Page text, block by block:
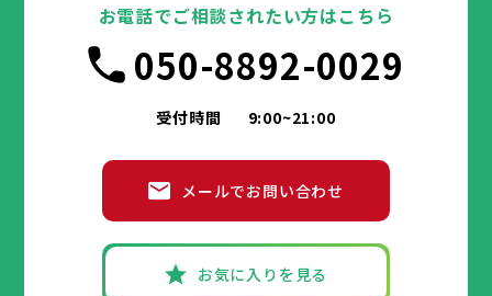
お電話でご相談されたい方はこちら
050-8892-0029
受付時間 9:00~21:00
メールでお問い合わせ
お気に入りを見る